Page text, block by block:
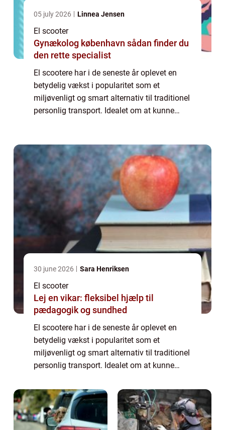
05 july 2026 Linnea Jensen
El scooter
Gynækolog københavn sådan finder du
den rette specialist
El scootere har i de seneste år oplevet en
betydelig vækst i popularitet som et
miljøvenligt og smart alternativ til traditionel
personlig transport. Idealet om at kunne
30 june 2026 Sara Henriksen
El scooter
Lej en vikar: fleksibel hjælp til
pædagogik og sundhed
El scootere har i de seneste år oplevet en
betydelig vækst i popularitet som et
miljøvenligt og smart alternativ til traditionel
personlig transport. Idealet om at kunne
bymiljøer uden at skulle bekymre sig om ...